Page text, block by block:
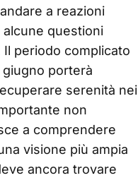
a reazioni
questioni
periodo complicato
porterà
serenità nei
non
a comprendere
visione più ampia
ancora trovare